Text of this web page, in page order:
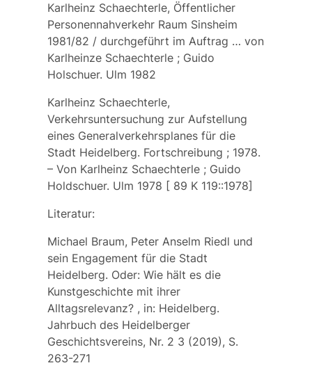
Karlheinz Schaechterle, Öffentlicher
Personennahverkehr Raum Sinsheim
1981/82 / durchgeführt im Auftrag … von
Karlheinze Schaechterle ; Guido
Holschuer. Ulm 1982
Karlheinz Schaechterle,
Verkehrsuntersuchung zur Aufstellung
eines Generalverkehrsplanes für die
Stadt Heidelberg. Fortschreibung ; 1978.
– Von Karlheinz Schaechterle ; Guido
Holdschuer. Ulm 1978 [ 89 K 119::1978]
Literatur:
Michael Braum, Peter Anselm Riedl und
sein Engagement für die Stadt
Heidelberg. Oder: Wie hält es die
Kunstgeschichte mit ihrer
Alltagsrelevanz? , in: Heidelberg.
Jahrbuch des Heidelberger
Geschichtsvereins, Nr. 2 3 (2019), S.
263-271